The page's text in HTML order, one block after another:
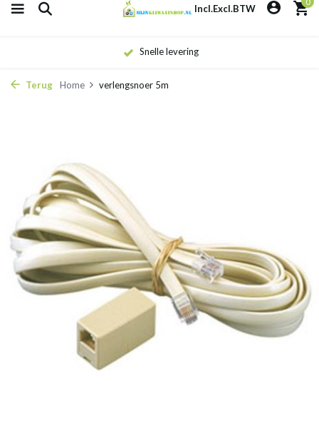
Incl.Excl.BTW
Snelle levering
Terug Home verlengsnoer 5m